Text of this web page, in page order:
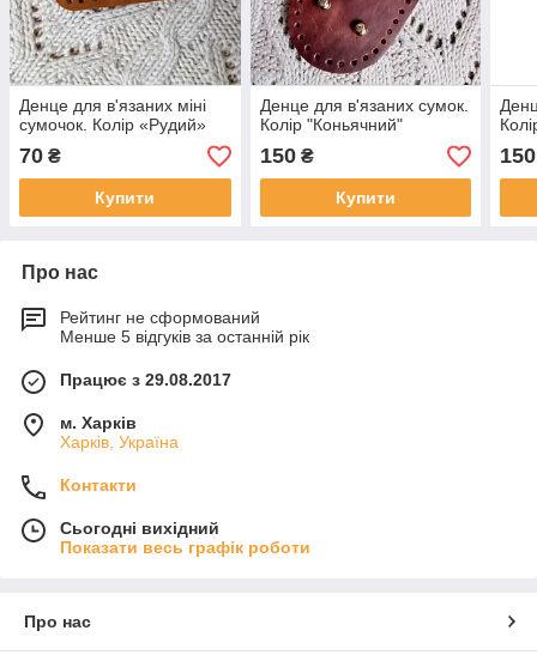
Денце для в'язаних міні
сумочок. Колір «Рудий»
70 ₴
Купити
Денце для в'язаних сумок.
Колір "Коньячний"
150₴
Купити
150
Про нас
Рейтинг не сформований
Менше 5 відгуків за останній рік
Працює з 29.08.2017
м. Харків
Харків, Україна
Контакти
Сьогодні вихідний
Показати весь графік роботи
Про нас